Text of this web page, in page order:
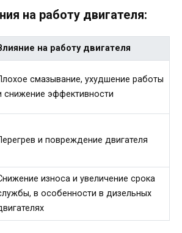
на работу двигателя:
на работу двигателя
смазывание, ухудшение работы
снижение эффективности
и повреждение двигателя
износа и увеличение срока
в особенности в дизельных